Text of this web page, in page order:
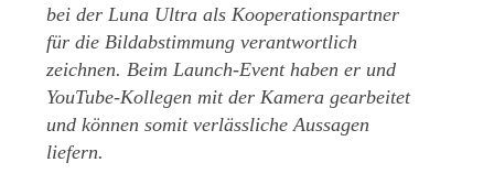
bei der Luna Ultra als Kooperationspartner
für die Bildabstimmung verantwortlich
zeichnen. Beim Launch-Event haben er und
YouTube-Kollegen mit der Kamera gearbeitet
und können somit verlässliche Aussagen
liefern.